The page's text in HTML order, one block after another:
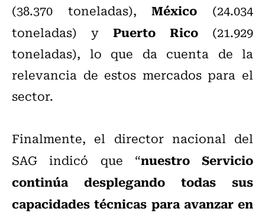
(38.370 toneladas),México (24.034
toneladas) y Puerto Rico (21.929
toneladas), lo que da cuenta de la
relevancia de estos mercados para el
sector.
Finalmente, el director nacional del
SAG indicó que “nuestro Servicio
continúa desplegando todas sus
capacidades técnicas para avanzar en